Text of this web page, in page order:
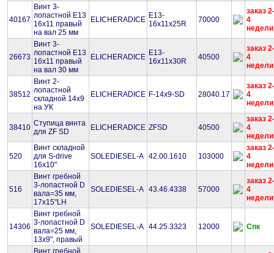
40167
Винт 3-
лопастной Е13
16х11 правый
на вал 25 мм
ELICHERADICE E13-
16x11x25R
70000
заказ 2-
4
недели
26673
Винт 3-
лопастной Е13
16х11 правый
на вал 30 мм
ELICHERADICE E13-
16x11x30R
40500
заказ 2-
4
недели
38512
Винт 2-
лопастной
складной 14х9
на УК
ELICHERADICE F-14x9-SD 28040.17
заказ 2-
4
недели
38410 Ступица винта
для ZF SD
ELICHERADICE ZFSD 40500
заказ 2-
4
недели
520
Винт складной
для S-drive
16х10"
SOLEDIESEL-A 42.00.1610 103000
заказ 2-
4
недели
516
Винт гребной
3-лопастной D
вала=35 мм,
17х15"LH
SOLEDIESEL-A 43.46.4338 57000
заказ 2-
4
недели
14306
Винт гребной
3-лопастной D
вала=25 мм,
13х9", правый
SOLEDIESEL-A 44.25.3323 12000 Спк
Винт гребной